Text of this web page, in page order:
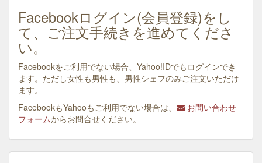
Facebookログイン(会員登録)をし
て、ご注文手続きを進めてくださ
い。
Facebookをご利用でない場合、Yahoo!IDでもログインでき
ます。ただし女性も男性も、男性シェフのみご注文いただけ
ます。
FacebookもYahooもご利用でない場合は、
お問い合わせ
フォームからお問合せください。